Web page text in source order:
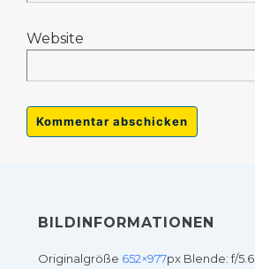
Website
BILDINFORMATIONEN
Originalgröße 652×977px Blende: f/5.6